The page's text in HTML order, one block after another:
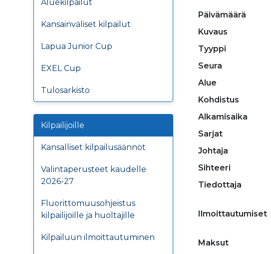
Aluekilpailut
Kansainväliset kilpailut
Lapua Junior Cup
EXEL Cup
Tulosarkisto
Kilpailijoille
Kansalliset kilpailusäännöt
Valintaperusteet kaudelle
2026-27
Fluorittomuusohjeistus
kilpailijoille ja huoltajille
Kilpailuun ilmoittautuminen
Päivämäärä
Kuvaus
Tyyppi
Seura
Alue
Kohdistus
Alkamisaika
Sarjat
Johtaja
Sihteeri
Tiedottaja
Ilmoittautumiset
Maksut